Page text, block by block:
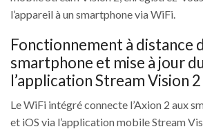
l’appareil à un smartphone via WiFi.
Fonctionnement à distance
smartphone et mise à jour
l’application Stream Vision 2
Le WiFi intégré connecte l’Axion 2 aux
et iOS via l’application mobile Stream